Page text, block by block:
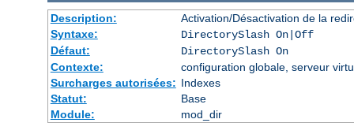
Description:
Activation/Désactivation de la
Syntaxe:
DirectorySlash On|Off
Défaut:
DirectorySlash On
Contexte:
configuration globale, serveur
Surcharges autorisées: Indexes
Statut:
Base
Module:
mod_dir